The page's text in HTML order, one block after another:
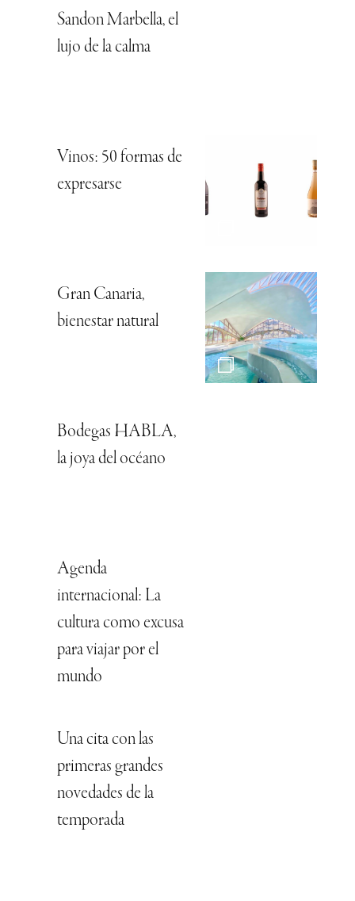
Sandon Marbella, el
lujo de la calma
Vinos: 50 formas de
expresarse
Gran Canaria,
bienestar natural
Bodegas HABLA,
la joya del océano
Agenda
internacional: La
cultura como excusa
para viajar por el
mundo
Una cita con las
primeras grandes
novedades de la
temporada